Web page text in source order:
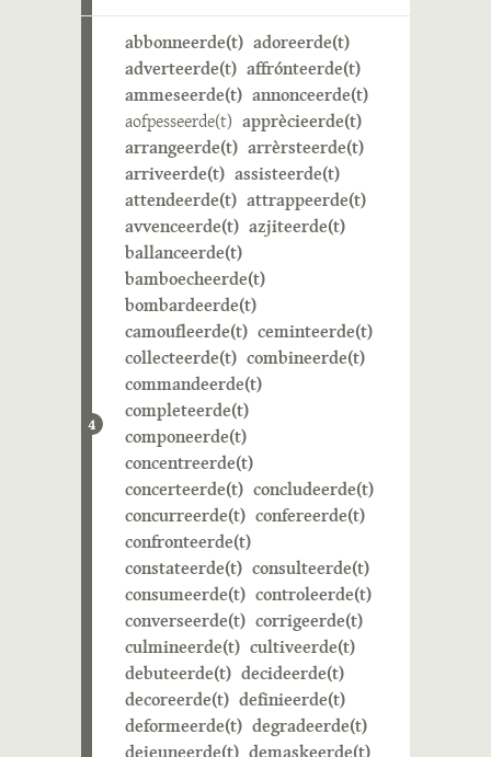
4
abbonneerde(t) adoreerde(t)
adverteerde(t) affrónteerde(t)
ammeseerde(t) annonceerde(t)
aofpesseerde(t) apprècieerde(t)
arrangeerde(t) arrèrsteerde(t)
arriveerde(t) assisteerde(t)
attendeerde(t) attrappeerde(t)
avvenceerde(t) azjiteerde(t)
ballanceerde(t)
bamboecheerde(t)
bombardeerde(t)
camoufleerde(t) ceminteerde(t)
collecteerde(t) combineerde(t)
commandeerde(t)
completeerde(t)
componeerde(t)
concentreerde(t)
concerteerde(t) concludeerde(t)
concurreerde(t) confereerde(t)
confronteerde(t)
constateerde(t) consulteerde(t)
consumeerde(t) controleerde(t)
converseerde(t) corrigeerde(t)
culmineerde(t) cultiveerde(t)
debuteerde(t) decideerde(t)
decoreerde(t) definieerde(t)
deformeerde(t) degradeerde(t)